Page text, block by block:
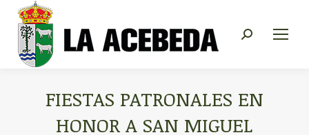
Buscar:
FIESTAS PATRONALES EN
HONOR A SAN MIGUEL